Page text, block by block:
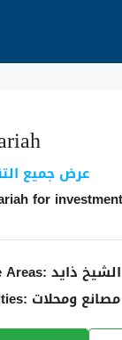
عرض جميع
for investment
Areas: ذايد
ومحلات